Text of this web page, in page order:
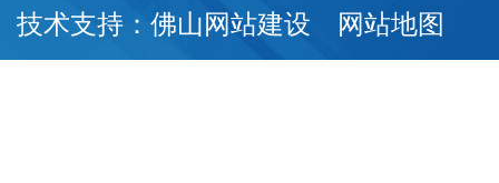
技术支持： 佛山网站建设 网站地图